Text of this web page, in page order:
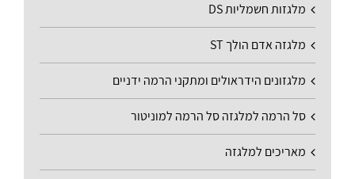
מלגזות חשמליות DS
מלגזה אדם הולך ST
מלגזונים הידראולים ומתקני הרמה ידניים
סל הרמה למלגזה סל הרמה למוניטור
מאריכים למלגזה